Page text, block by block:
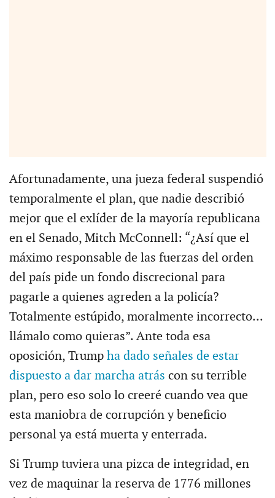
Afortunadamente, una jueza federal suspendió
temporalmente el plan, que nadie describió
mejor que el exlíder de la mayoría republicana
en el Senado, Mitch McConnell: “¿Así que el
máximo responsable de las fuerzas del orden
del país pide un fondo discrecional para
pagarle a quienes agreden a la policía?
Totalmente estúpido, moralmente incorrecto...
llámalo como quieras”. Ante toda esa
oposición, Trump ha dado señales de estar
dispuesto a dar marcha atrás con su terrible
plan, pero eso solo lo creeré cuando vea que
esta maniobra de corrupción y beneficio
personal ya está muerta y enterrada.
Si Trump tuviera una pizca de integridad, en
vez de maquinar la reserva de 1776 millones